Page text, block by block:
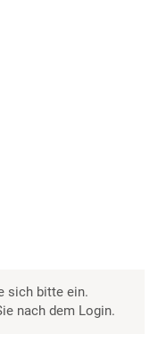
sich bitte ein.
nach dem Login.